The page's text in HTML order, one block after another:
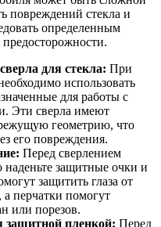
повреждений стекла и
определенным
для стекла: При
использовать
для работы с
Эти сверла имеют
геометрию, что
его повреждения.
Перед сверлением
наденьте защитные очки и
защитить глаза от
перчатки помогут
или порезов.
защитной пленкой: Перед